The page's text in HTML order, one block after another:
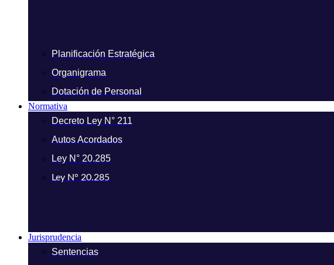
Planificación Estratégica
Organigrama
Dotación de Personal
Normativa
Decreto Ley N° 211
Autos Acordados
Ley N° 20.285
Ley N° 20.285
Jurisprudencia
Sentencias